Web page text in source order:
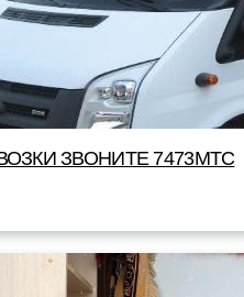
ЗВОНИТЕ 7473МТС